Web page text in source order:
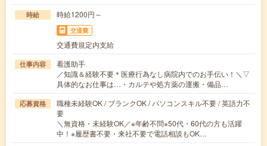
時給 時給1200円～
交通費
交通費規定内支給
仕事内容
看護助手
／知識＆経験不要＊医療行為なし病院内でのお手伝い！＼▽
具体的なお仕事は…・カルテや処方薬の運搬・備品…
応募資格
職種未経験OK / ブランクOK / パソコンスキル不要 / 英語力不
要
＼無資格・未経験OK／※年齢不問※50代・60代の方も活躍
中！※履歴書不要・来社不要で電話相談もOK…